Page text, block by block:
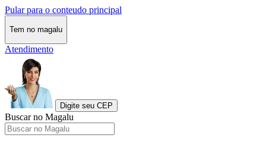
Pular para o conteudo principal
Tem no magalu
Atendimento
Digite seu CEP
Buscar no Magalu